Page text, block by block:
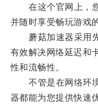
在这个官网上，您
并随时享受畅玩游戏
蘑菇加速器采用先
有效解决网络延迟和
性和流畅性。
不管是在网络环境
器都能为您提供快速